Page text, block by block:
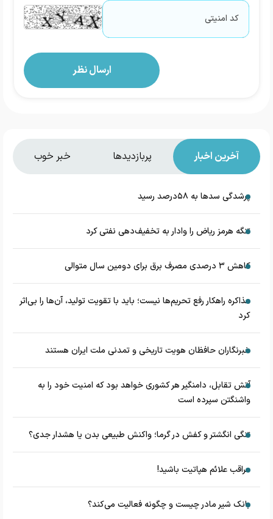
آخرین اخبار پربازدیدها خبر خوب
پرشدگی سدها به ۵۸درصد رسید
تنگه هرمز ریاض را وادار به تخفیف‌دهی نفتی کرد
کاهش ۳ درصدی مصرف برق برای دومین سال متوالی
مذاکره راهکار رفع تحریم‌ها نیست؛ باید با تقویت تولید، آن‌ها را بی‌اثر
کرد
خبرنگاران حافظان هویت تاریخی و تمدنی ملت ایران هستند
آتش تقابل، دامنگیر هر کشوری خواهد بود که امنیت خود را به
واشنگتن سپرده است
تنگی انگشتر و کفش در گرما؛ واکنش طبیعی بدن یا هشدار جدی؟
مراقب علائم هپاتیت باشید!
بانک شیر مادر چیست و چگونه فعالیت می‌کند؟